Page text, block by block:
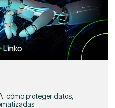
cómo proteger datos,